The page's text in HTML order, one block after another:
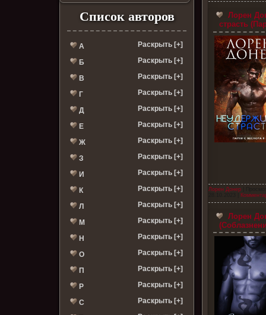
Список авторов
А Раскрыть [+]
Б Раскрыть [+]
В Раскрыть [+]
Г Раскрыть [+]
Д Раскрыть [+]
Е Раскрыть [+]
Ж Раскрыть [+]
З Раскрыть [+]
И Раскрыть [+]
К Раскрыть [+]
Л Раскрыть [+]
М Раскрыть [+]
Н Раскрыть [+]
О Раскрыть [+]
П Раскрыть [+]
Р Раскрыть [+]
С Раскрыть [+]
Лорен
страсть
Лорен Донер
Лорен